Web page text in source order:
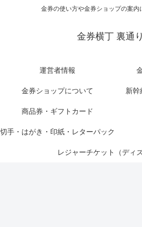
金券の使い方や金券ショップの案内
金券横丁 裏通
運営者情報
金券ショップについて 新幹
商品券・ギフトカード
切手・はがき・印紙・レターパック